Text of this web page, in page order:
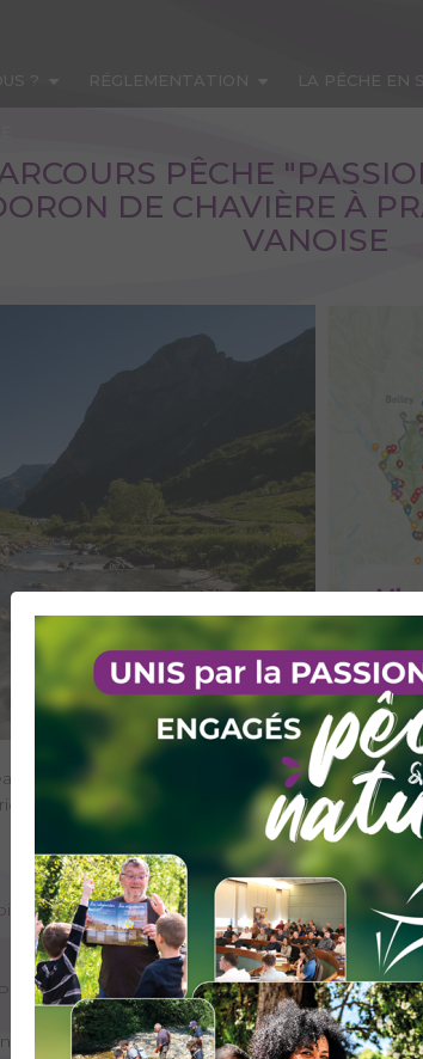
? LA PÊCHE EN
PÊCHE
DE CHAVIÈRE À
VANOISE
des Prioux est un site rare aux portes du Parc
truites arc-en-ciel et saumons de fontaine.
d’eau ou rivière réciprocitaire
kill), Les parcours phares labelisés